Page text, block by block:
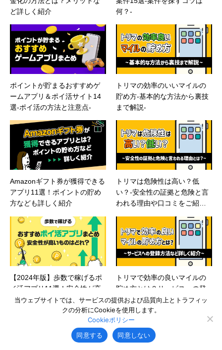
ど詳しく紹介
何？-
ポイントが貯まるおすすめゲ
ームアプリ＆ポイ活サイト14
選-ポイ活の方法と注意点-
トリマの効率のいいマイルの
貯め方-基本的な方法から裏技
まで解説-
Amazonギフト券が獲得できる
アプリ11選！ポイントの貯め
方なども詳しく紹介
トリマは危険性は高い？低
い？-安全性の証拠と危険と言
われる理由や口コミをご紹
【2024年版】歩数で稼げるポ
イ活アプリ11選！安全性が高
いおすすめアプリを紹介！
トリマで効率の良いマイルの
貯め方とは？サービスへの登
録方法など詳しく紹介
ポイ活アプリの記事一覧
当ウェブサイトでは、サービスの提供および品質向上とトラフィッ
クの分析にCookieを使用します。
Cookieポリシー
同意する
同意しない